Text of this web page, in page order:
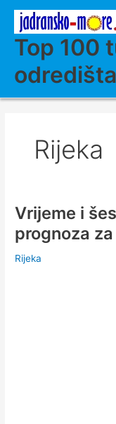
contentTop 100
Rijeka
Vrijeme i
prognoza za
Rijeka